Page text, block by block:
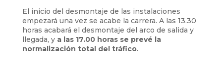
El inicio del desmontaje de las instalaciones
empezará una vez se acabe la carrera. A las 13.30
horas acabará el desmontaje del arco de salida y
llegada, y a las 17.00 horas se prevé la
normalización total del tráfico.